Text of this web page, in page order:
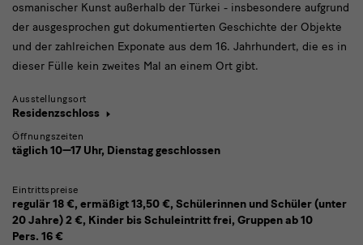
osmanischer Kunst außerhalb der Türkei - insbesondere aufgrund
der ausgesprochen gut dokumentierten Geschichte der Objekte
und der zahlreichen Exponate aus dem 16. Jahrhundert, die es in
dieser Fülle kein zweites Mal an einem Ort gibt.
Ausstellungsort
Residenzschloss
Öffnungszeiten
täglich 10—17 Uhr, Dienstag geschlossen
Eintrittspreise
regulär 18 €, ermäßigt 13,50 €, Schülerinnen und Schüler (unter
20 Jahre) 2 €, Kinder bis Schuleintritt frei, Gruppen ab 10
Pers. 16 €